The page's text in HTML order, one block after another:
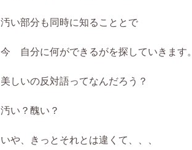
汚い部分も同時に知ることとで
今 自分に何ができるがを探していきます。
美しいの反対語ってなんだろう？
汚い？醜い？
いや、きっとそれとは違くて、、、